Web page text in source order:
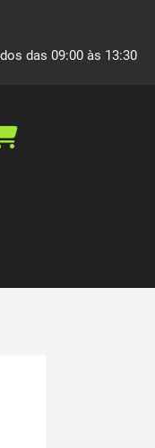
das 09:00 às 13:30